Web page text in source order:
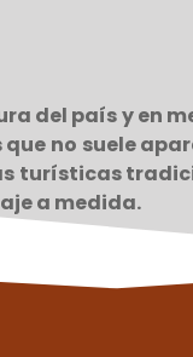
del país y en
no suele
turísticas
a medida.